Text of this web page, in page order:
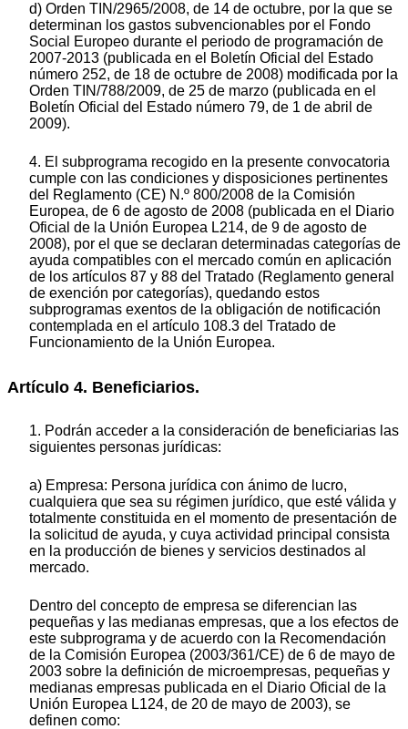
d) Orden TIN/2965/2008, de 14 de octubre, por la que se
determinan los gastos subvencionables por el Fondo
Social Europeo durante el periodo de programación de
2007-2013 (publicada en el Boletín Oficial del Estado
número 252, de 18 de octubre de 2008) modificada por la
Orden TIN/788/2009, de 25 de marzo (publicada en el
Boletín Oficial del Estado número 79, de 1 de abril de
2009).
4. El subprograma recogido en la presente convocatoria
cumple con las condiciones y disposiciones pertinentes
del Reglamento (CE) N.º 800/2008 de la Comisión
Europea, de 6 de agosto de 2008 (publicada en el Diario
Oficial de la Unión Europea L214, de 9 de agosto de
2008), por el que se declaran determinadas categorías de
ayuda compatibles con el mercado común en aplicación
de los artículos 87 y 88 del Tratado (Reglamento general
de exención por categorías), quedando estos
subprogramas exentos de la obligación de notificación
contemplada en el artículo 108.3 del Tratado de
Funcionamiento de la Unión Europea.
Artículo 4. Beneficiarios.
1. Podrán acceder a la consideración de beneficiarias las
siguientes personas jurídicas:
a) Empresa: Persona jurídica con ánimo de lucro,
cualquiera que sea su régimen jurídico, que esté válida y
totalmente constituida en el momento de presentación de
la solicitud de ayuda, y cuya actividad principal consista
en la producción de bienes y servicios destinados al
mercado.
Dentro del concepto de empresa se diferencian las
pequeñas y las medianas empresas, que a los efectos de
este subprograma y de acuerdo con la Recomendación
de la Comisión Europea (2003/361/CE) de 6 de mayo de
2003 sobre la definición de microempresas, pequeñas y
medianas empresas publicada en el Diario Oficial de la
Unión Europea L124, de 20 de mayo de 2003), se
definen como: